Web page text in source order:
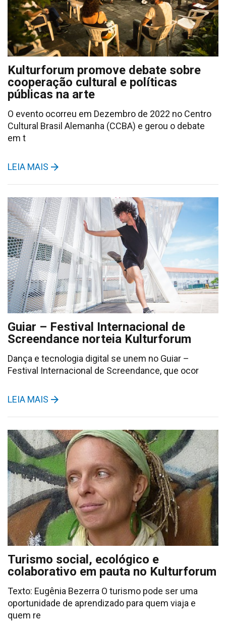
Kulturforum promove debate sobre
cooperação cultural e políticas
públicas na arte
O evento ocorreu em Dezembro de 2022 no Centro
Cultural Brasil Alemanha (CCBA) e gerou o debate
em t
LEIA MAIS
Guiar – Festival Internacional de
Screendance norteia Kulturforum
Dança e tecnologia digital se unem no Guiar –
Festival Internacional de Screendance, que ocor
LEIA MAIS
Turismo social, ecológico e
colaborativo em pauta no Kulturforum
Texto: Eugênia Bezerra O turismo pode ser uma
oportunidade de aprendizado para quem viaja e
quem re